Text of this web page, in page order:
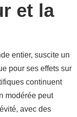
et la
entier, suscite un
pour ses effets sur
continuent
modérée peut
avec des